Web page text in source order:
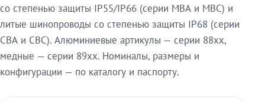
со степенью защиты IP55/IP66 (серии МВА и МВС) и
литые шинопроводы со степенью защиты IP68 (серии
СВА и СВС). Алюминиевые артикулы — серии 88xx,
медные — серии 89xx. Номиналы, размеры и
конфигурации — по каталогу и паспорту.